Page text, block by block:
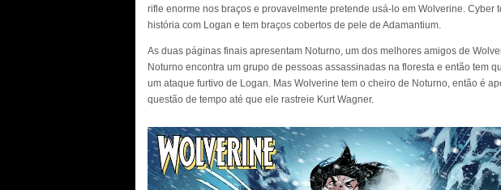
rifle enorme nos braços e provavelmente pretende usá-lo em Wolverine. Cyber
história com Logan e tem braços cobertos de pele de Adamantium.
As duas páginas finais apresentam Noturno, um dos melhores amigos de
Noturno encontra um grupo de pessoas assassinadas na floresta e então tem
um ataque furtivo de Logan. Mas Wolverine tem o cheiro de Noturno, então é
questão de tempo até que ele rastreie Kurt Wagner.